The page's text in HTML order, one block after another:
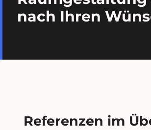
nach Ihren
Referenzen im